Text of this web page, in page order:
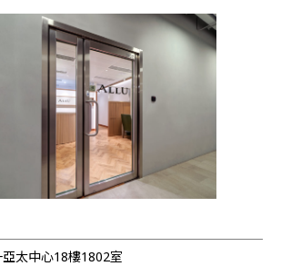
太中心18樓1802室